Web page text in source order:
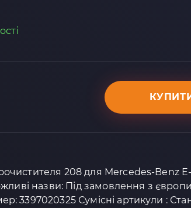
208 для Mercedes-Benz
назви: Під замовлення з
3397020325 Сумісні артикули :